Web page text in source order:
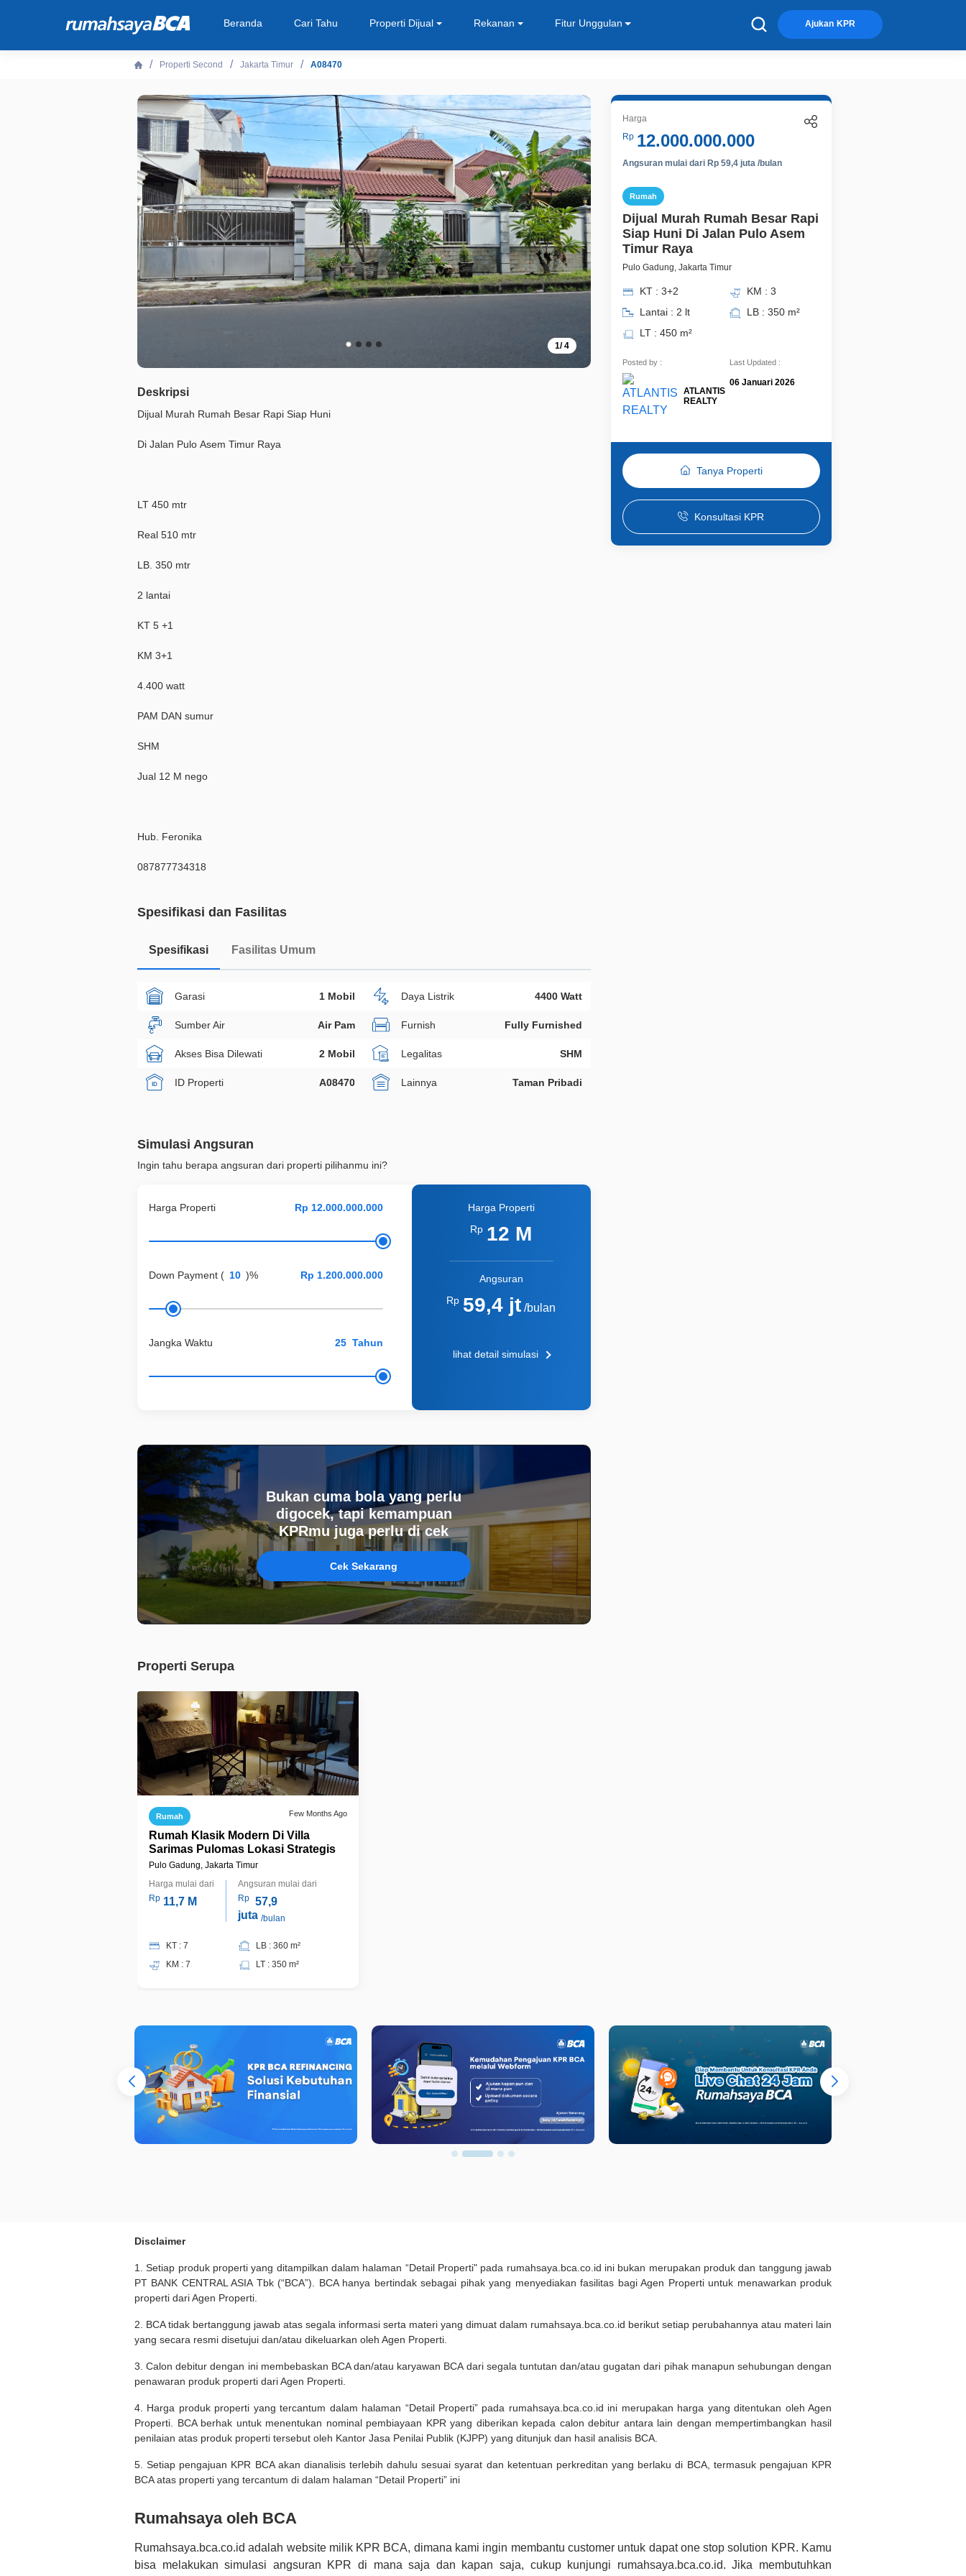
Beranda Cari Tahu Properti Dijual Rekanan Fitur Unggulan Ajukan KPR
Properti Second Jakarta Timur A08470
1/4
Deskripsi
Dijual Murah Rumah Besar Rapi Siap Huni
Di Jalan Pulo Asem Timur Raya
LT 450 mtr
Real 510 mtr
LB. 350 mtr
2 lantai
KT 5 +1
KM 3+1
4.400 watt
PAM DAN sumur
SHM
Jual 12 M nego
Hub. Feronika
087877734318
Spesifikasi dan Fasilitas
Spesifikasi Fasilitas Umum
Garasi 1 Mobil Daya Listrik 4400 Watt
Sumber Air Air Pam Furnish Fully Furnished
Akses Bisa Dilewati 2 Mobil Legalitas SHM
ID Properti A08470 Lainnya Taman Pribadi
Simulasi Angsuran
Ingin tahu berapa angsuran dari properti pilihanmu ini?
Harga Properti
Down Payment ( )%
Jangka Waktu Tahun
Harga Properti
Rp 12 M
Angsuran
Rp 59,4 jt /bulan
lihat detail simulasi
Bukan cuma bola yang perlu
digocek, tapi kemampuan
KPRmu juga perlu di cek
Cek Sekarang
Properti Serupa
Rumah Few Months Ago
Rumah Klasik Modern Di Villa
Sarimas Pulomas Lokasi Strategis
Pulo Gadung, Jakarta Timur
Harga mulai dari
Rp 11,7 M
Angsuran mulai dari
Rp 57,9
juta /bulan
KT : 7
KM : 7
LB : 360 m²
LT : 350 m²
Harga
Rp 12.000.000.000
Angsuran mulai dari Rp 59,4 juta /bulan
Rumah
Dijual Murah Rumah Besar Rapi
Siap Huni Di Jalan Pulo Asem
Timur Raya
Pulo Gadung, Jakarta Timur
KT : 3+2
KM : 3
Lantai : 2 lt
LB : 350 m²
LT : 450 m²
Posted by :
ATLANTIS
REALTY
Last Updated :
06 Januari 2026
Tanya Properti
Konsultasi KPR
Disclaimer
1. Setiap produk properti yang ditampilkan dalam halaman “Detail Properti" pada rumahsaya.bca.co.id ini bukan merupakan produk dan tanggung jawab
PT BANK CENTRAL ASIA Tbk (“BCA”). BCA hanya bertindak sebagai pihak yang menyediakan fasilitas bagi Agen Properti untuk menawarkan produk
properti dari Agen Properti.
2. BCA tidak bertanggung jawab atas segala informasi serta materi yang dimuat dalam rumahsaya.bca.co.id berikut setiap perubahannya atau materi lain
yang secara resmi disetujui dan/atau dikeluarkan oleh Agen Properti.
3. Calon debitur dengan ini membebaskan BCA dan/atau karyawan BCA dari segala tuntutan dan/atau gugatan dari pihak manapun sehubungan dengan
penawaran produk properti dari Agen Properti.
4. Harga produk properti yang tercantum dalam halaman “Detail Properti” pada rumahsaya.bca.co.id ini merupakan harga yang ditentukan oleh Agen
Properti. BCA berhak untuk menentukan nominal pembiayaan KPR yang diberikan kepada calon debitur antara lain dengan mempertimbangkan hasil
penilaian atas produk properti tersebut oleh Kantor Jasa Penilai Publik (KJPP) yang ditunjuk dan hasil analisis BCA.
5. Setiap pengajuan KPR BCA akan dianalisis terlebih dahulu sesuai syarat dan ketentuan perkreditan yang berlaku di BCA, termasuk pengajuan KPR
BCA atas properti yang tercantum di dalam halaman “Detail Properti” ini
Rumahsaya oleh BCA
Rumahsaya.bca.co.id adalah website milik KPR BCA, dimana kami ingin membantu customer untuk dapat one stop solution KPR. Kamu
bisa melakukan simulasi angsuran KPR di mana saja dan kapan saja, cukup kunjungi rumahsaya.bca.co.id. Jika membutuhkan